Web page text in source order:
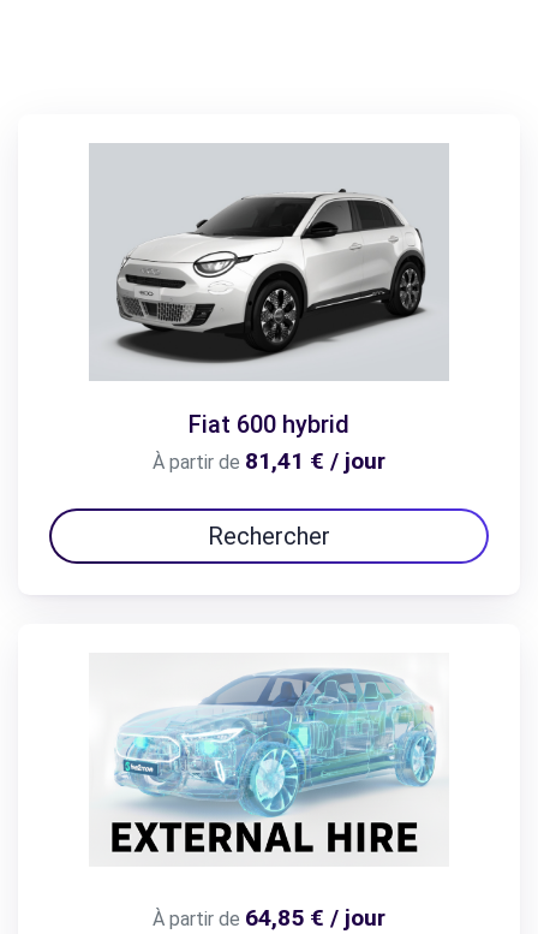
Fiat 600 hybrid
À partir de 81,41 € / jour
Rechercher
À partir de 64,85 € / jour